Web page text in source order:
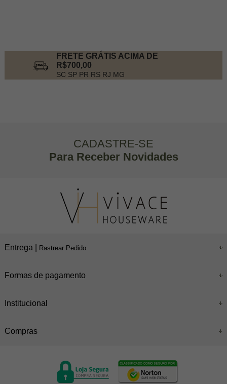
FRETE GRÁTIS ACIMA DE
R$700,00
SC SP PR RS RJ MG
CADASTRE-SE
Para Receber Novidades
Entrega | Rastrear Pedido
Formas de pagamento
Institucional
Compras